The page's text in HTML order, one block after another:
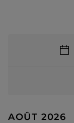
AOÛT 2026